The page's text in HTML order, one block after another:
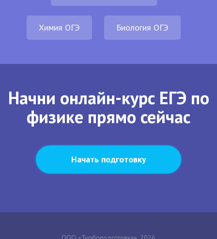
Химия ОГЭ Биология ОГЭ
Начни онлайн-курс ЕГЭ по
физике прямо сейчас
Начать подготовку